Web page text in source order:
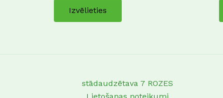
Izvēlieties
stādaudzētava 7 ROZES